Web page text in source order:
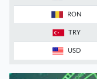
RON
TRY
USD